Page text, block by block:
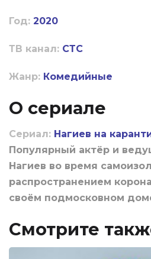
Год: 2020
ТВ канал: СТС
Жанр: Комедийные
О сериале
Сериал: Нагиев на
Популярный актёр и
Нагиев во время
распространением
своём подмосковном
Смотрите